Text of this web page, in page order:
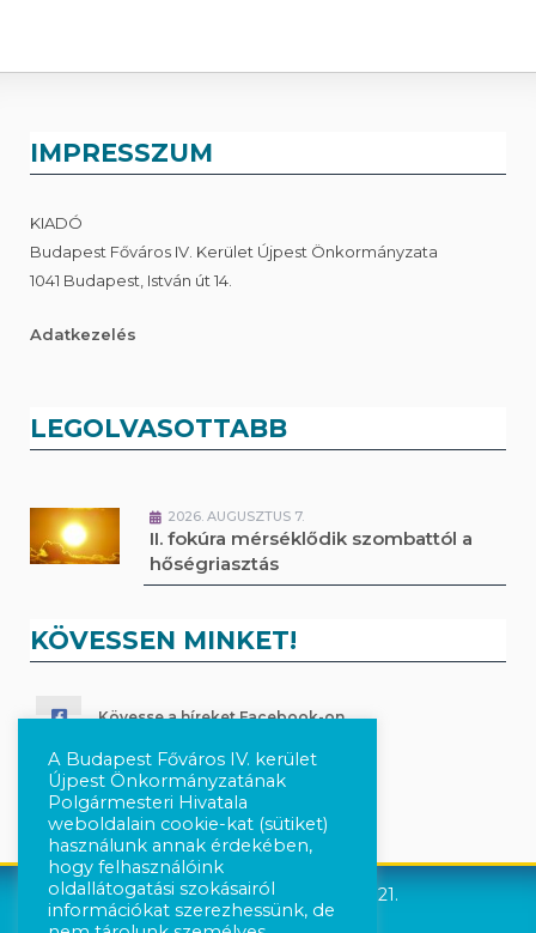
IMPRESSZUM
KIADÓ
Budapest Főváros IV. Kerület Újpest Önkormányzata
1041 Budapest, István út 14.
Adatkezelés
LEGOLVASOTTABB
2026. AUGUSZTUS 7.
II. fokúra mérséklődik szombattól a
hőségriasztás
KÖVESSEN MINKET!
Kövesse a híreket Facebook-on
Követés Instagram-on
Újpest Önkormányzata © 2021.
A Budapest Főváros IV. kerület
Újpest Önkormányzatának
Polgármesteri Hivatala
weboldalain cookie-kat (sütiket)
használunk annak érdekében,
hogy felhasználóink
oldallátogatási szokásairól
információkat szerezhessünk, de